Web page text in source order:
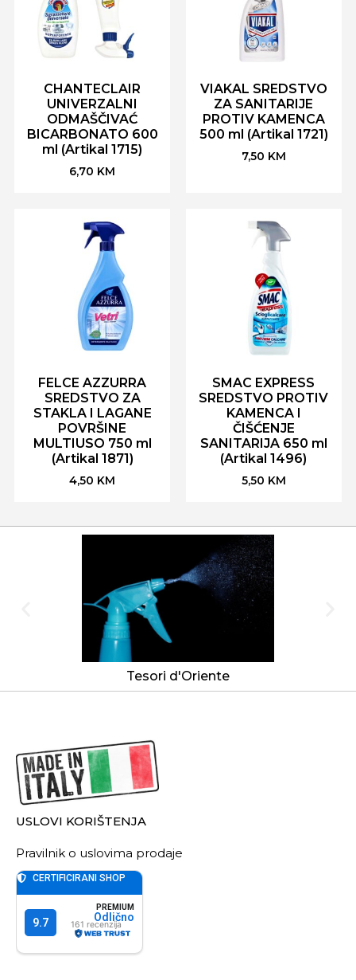
CHANTECLAIR
UNIVERZALNI
ODMAŠČIVAĆ
BICARBONATO 600
ml (Artikal 1715)
6,70 KM
VIAKAL SREDSTVO
ZA SANITARIJE
PROTIV KAMENCA
500 ml (Artikal 1721)
7,50 KM
FELCE AZZURRA
SREDSTVO ZA
STAKLA I LAGANE
POVRŠINE
MULTIUSO 750 ml
(Artikal 1871)
4,50 KM
SMAC EXPRESS
SREDSTVO PROTIV
KAMENCA I
ČIŠĆENJE
SANITARIJA 650 ml
(Artikal 1496)
5,50 KM
Tesori d'Oriente
USLOVI KORIŠTENJA
Pravilnik o uslovima prodaje